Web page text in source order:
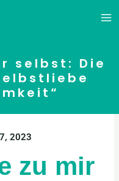
selbst: Die
2023
zu mir